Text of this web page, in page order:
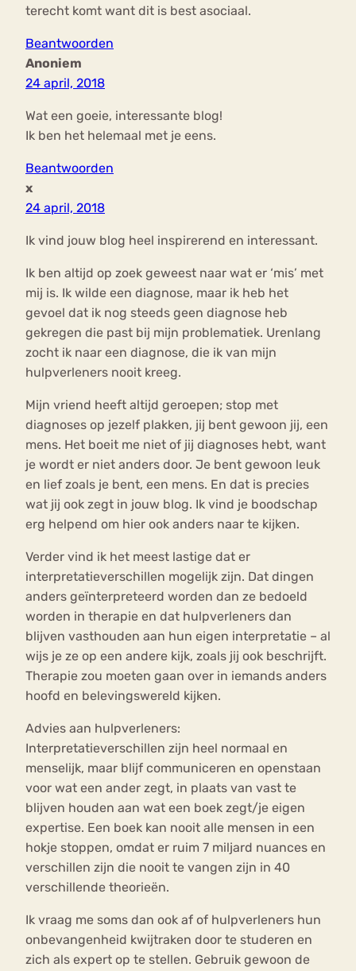
terecht komt want dit is best asociaal.
Beantwoorden
Anoniem
24 april, 2018
Wat een goeie, interessante blog!
Ik ben het helemaal met je eens.
Beantwoorden
x
24 april, 2018
Ik vind jouw blog heel inspirerend en interessant.
Ik ben altijd op zoek geweest naar wat er ‘mis’ met
mij is. Ik wilde een diagnose, maar ik heb het
gevoel dat ik nog steeds geen diagnose heb
gekregen die past bij mijn problematiek. Urenlang
zocht ik naar een diagnose, die ik van mijn
hulpverleners nooit kreeg.
Mijn vriend heeft altijd geroepen; stop met
diagnoses op jezelf plakken, jij bent gewoon jij, een
mens. Het boeit me niet of jij diagnoses hebt, want
je wordt er niet anders door. Je bent gewoon leuk
en lief zoals je bent, een mens. En dat is precies
wat jij ook zegt in jouw blog. Ik vind je boodschap
erg helpend om hier ook anders naar te kijken.
Verder vind ik het meest lastige dat er
interpretatieverschillen mogelijk zijn. Dat dingen
anders geïnterpreteerd worden dan ze bedoeld
worden in therapie en dat hulpverleners dan
blijven vasthouden aan hun eigen interpretatie – al
wijs je ze op een andere kijk, zoals jij ook beschrijft.
Therapie zou moeten gaan over in iemands anders
hoofd en belevingswereld kijken.
Advies aan hulpverleners:
Interpretatieverschillen zijn heel normaal en
menselijk, maar blijf communiceren en openstaan
voor wat een ander zegt, in plaats van vast te
blijven houden aan wat een boek zegt/je eigen
expertise. Een boek kan nooit alle mensen in een
hokje stoppen, omdat er ruim 7 miljard nuances en
verschillen zijn die nooit te vangen zijn in 40
verschillende theorieën.
Ik vraag me soms dan ook af of hulpverleners hun
onbevangenheid kwijtraken door te studeren en
zich als expert op te stellen. Gebruik gewoon de